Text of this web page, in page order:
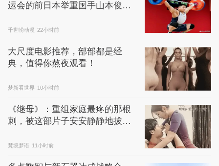
运会的前日本举重国手山本俊
千世唠动漫 22小时前
大尺度电影推荐，部部都是经
典，值得你熬夜观看！
梦新看世界 10小时前
《继母》：重组家庭最疼的那根
刺，被这部片子安安静静地拔了
梵境梦语 11小时前